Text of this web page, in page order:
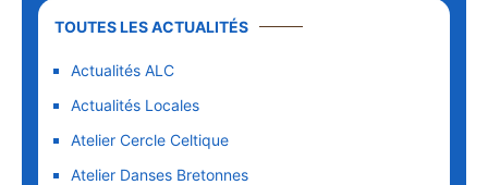
TOUTES LES ACTUALITÉS
Actualités ALC
Actualités Locales
Atelier Cercle Celtique
Atelier Danses Bretonnes